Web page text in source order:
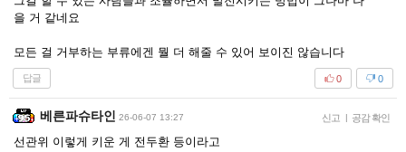
을 거 같네요
모든 걸 거부하는 부류에겐 뭘 더 해줄 수 있어 보이진 않습니다
답글 0
0
베른파슈타인 26-06-07 13:27 신고 | 공감 확인
선관위 이렇게 키운 게 전두환 등이라고